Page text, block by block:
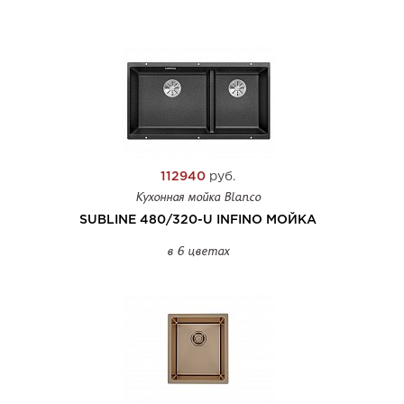
112940руб.
Кухонная мойка Blanco
SUBLINE 480/320-U INFINO МОЙКА
в 6 цветах